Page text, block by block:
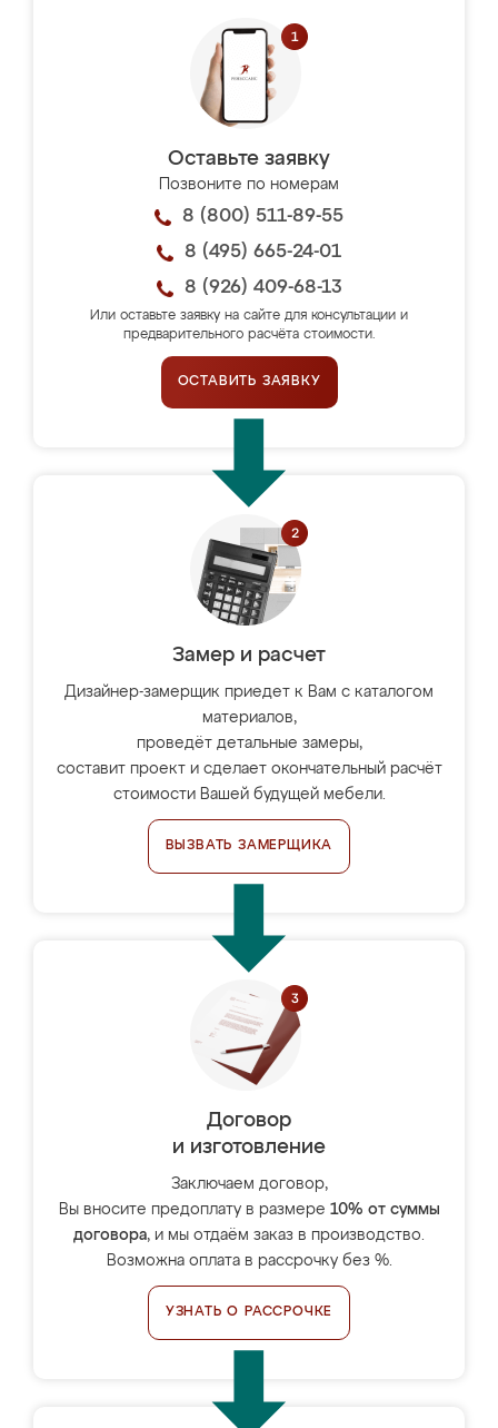
Оставьте заявку
Позвоните по номерам
8 (800) 511-89-55
8 (495) 665-24-01
8 (926) 409-68-13
Или оставьте заявку на сайте для консультации и
предварительного расчёта стоимости.
ОСТАВИТЬ ЗАЯВКУ
Замер и расчет
Дизайнер-замерщик приедет к Вам с каталогом
материалов,
проведёт детальные замеры,
составит проект и сделает окончательный расчёт
стоимости Вашей будущей мебели.
ВЫЗВАТЬ ЗАМЕРЩИКА
Договор
и изготовление
Заключаем договор,
Вы вносите предоплату в размере 10% от суммы
договора, и мы отдаём заказ в производство.
Возможна оплата в рассрочку без %.
УЗНАТЬ О РАССРОЧКЕ